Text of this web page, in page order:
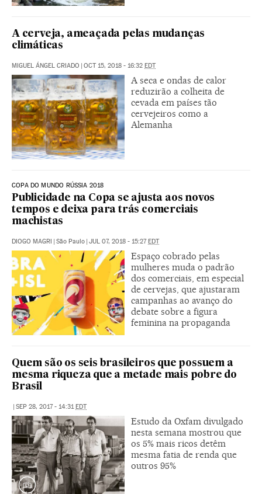
A cerveja, ameaçada pelas mudanças
climáticas
MIGUEL ÁNGEL CRIADO OCT 15, 2018 - 16:32 EDT
A seca e ondas de calor
reduzirão a colheita de
cevada em países tão
cervejeiros como a
Alemanha
COPA DO MUNDO RÚSSIA 2018
Publicidade na Copa se ajusta aos novos
tempos e deixa para trás comerciais
machistas
DIOGO MAGRI | São Paulo | JUL 07, 2018 - 15:27EDT
Espaço cobrado pelas
mulheres muda o padrão
dos comerciais, em especial
de cervejas, que ajustaram
campanhas ao avanço do
debate sobre a figura
feminina na propaganda
Quem são os seis brasileiros que possuem a
mesma riqueza que a metade mais pobre do
Brasil
| SEP 28, 2017 - 14:31EDT
Estudo da Oxfam divulgado
nesta semana mostrou que
os 5% mais ricos detêm
mesma fatia de renda que
outros 95%